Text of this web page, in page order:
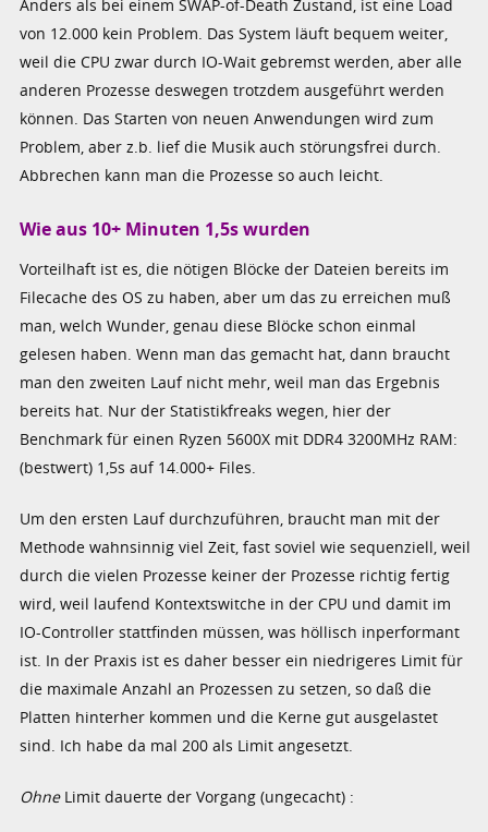
Anders als bei einem SWAP-of-Death Zustand, ist eine Load
von 12.000 kein Problem. Das System läuft bequem weiter,
weil die CPU zwar durch IO-Wait gebremst werden, aber alle
anderen Prozesse deswegen trotzdem ausgeführt werden
können. Das Starten von neuen Anwendungen wird zum
Problem, aber z.b. lief die Musik auch störungsfrei durch.
Abbrechen kann man die Prozesse so auch leicht.
Wie aus 10+ Minuten 1,5s wurden
Vorteilhaft ist es, die nötigen Blöcke der Dateien bereits im
Filecache des OS zu haben, aber um das zu erreichen muß
man, welch Wunder, genau diese Blöcke schon einmal
gelesen haben. Wenn man das gemacht hat, dann braucht
man den zweiten Lauf nicht mehr, weil man das Ergebnis
bereits hat. Nur der Statistikfreaks wegen, hier der
Benchmark für einen Ryzen 5600X mit DDR4 3200MHz RAM:
(bestwert) 1,5s auf 14.000+ Files.
Um den ersten Lauf durchzuführen, braucht man mit der
Methode wahnsinnig viel Zeit, fast soviel wie sequenziell, weil
durch die vielen Prozesse keiner der Prozesse richtig fertig
wird, weil laufend Kontextswitche in der CPU und damit im
IO-Controller stattfinden müssen, was höllisch inperformant
ist. In der Praxis ist es daher besser ein niedrigeres Limit für
die maximale Anzahl an Prozessen zu setzen, so daß die
Platten hinterher kommen und die Kerne gut ausgelastet
sind. Ich habe da mal 200 als Limit angesetzt.
OhneLimit dauerte der Vorgang (ungecacht) :